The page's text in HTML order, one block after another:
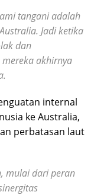
tangani adalah
Jadi ketika
dan
akhirnya
internal
ke Australia,
perbatasan laut
mulai dari peran